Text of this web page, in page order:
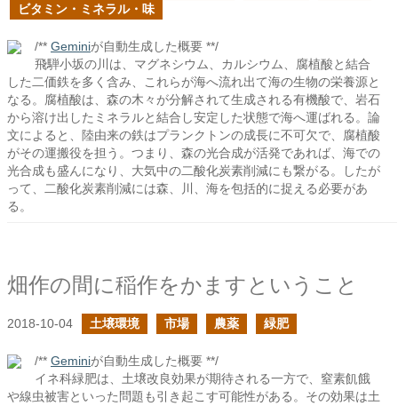
ビタミン・ミネラル・味
/** Geminiが自動生成した概要 **/
飛騨小坂の川は、マグネシウム、カルシウム、腐植酸と結合
した二価鉄を多く含み、これらが海へ流れ出て海の生物の栄養源と
なる。腐植酸は、森の木々が分解されて生成される有機酸で、岩石
から溶け出したミネラルと結合し安定した状態で海へ運ばれる。論
文によると、陸由来の鉄はプランクトンの成長に不可欠で、腐植酸
がその運搬役を担う。つまり、森の光合成が活発であれば、海での
光合成も盛んになり、大気中の二酸化炭素削減にも繋がる。したが
って、二酸化炭素削減には森、川、海を包括的に捉える必要があ
る。
畑作の間に稲作をかますということ
2018-10-04 土壌環境 市場 農薬 緑肥
/** Geminiが自動生成した概要 **/
イネ科緑肥は、土壌改良効果が期待される一方で、窒素飢餓
や線虫被害といった問題も引き起こす可能性がある。その効果は土